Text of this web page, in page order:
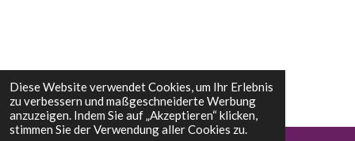
Diese Website verwendet Cookies, um Ihr Erlebnis
zu verbessern und maßgeschneiderte Werbung
anzuzeigen. Indem Sie auf „Akzeptieren“ klicken,
stimmen Sie der Verwendung aller Cookies zu.